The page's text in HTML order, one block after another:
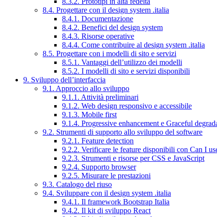
8.4. Progettare con il design system .italia
8.4.1. Documentazione
8.4.2. Benefici del design system
8.4.3. Risorse operative
8.4.4. Come contribuire al design system .italia
8.5. Progettare con i modelli di sito e servizi
8.5.1. Vantaggi dell’utilizzo dei modelli
8.5.2. I modelli di sito e servizi disponibili
9. Sviluppo dell’interfaccia
9.1. Approccio allo sviluppo
9.1.1. Attività preliminari
9.1.2. Web design responsivo e accessibile
9.1.3. Mobile first
9.1.4. Progressive enhancement e Graceful
9.2. Strumenti di supporto allo sviluppo del software
9.2.1. Feature detection
9.2.2. Verificare le feature disponibili con Can I
9.2.3. Strumenti e risorse per CSS e JavaScript
9.2.4. Supporto browser
9.2.5. Misurare le prestazioni
9.3. Catalogo del riuso
9.4. Sviluppare con il design system .italia
9.4.1. Il framework Bootstrap Italia
9.4.2. Il kit di sviluppo React